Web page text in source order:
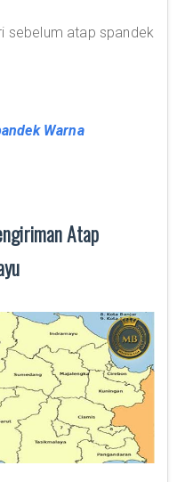
sebelum atap spandek
Warna
Atap